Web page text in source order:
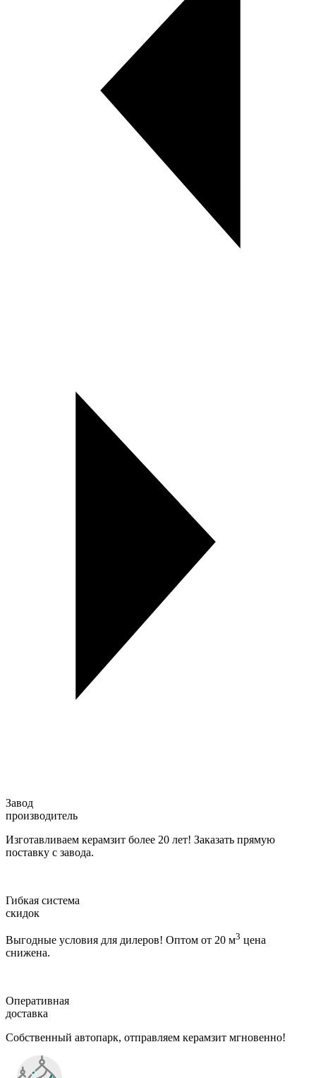
Завод
производитель
Изготавливаем керамзит более 20 лет! Заказать прямую
поставку с завода.
Гибкая система
скидок
Выгодные условия для дилеров! Оптом от 20 м3 цена
снижена.
Оперативная
доставка
Собственный автопарк, отправляем керамзит мгновенно!